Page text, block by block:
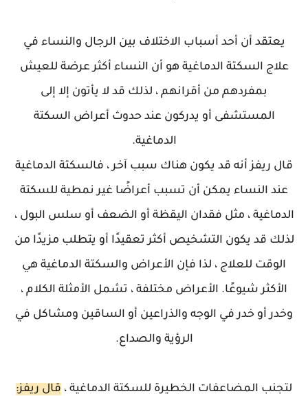
يعتقد أن أحد أسباب الاختلاف بين الرجال والنساء في
علاج السكتة الدماغية هو أن النساء أكثر عرضة للعيش
بمفردهم من أقرانهم ، لذلك قد لا يأتون إلا إلى
المستشفى أو يدركون عند حدوث أعراض السكتة
الدماغية.
قال ريفز أنه قد يكون هناك سبب آخر ، فالسكتة الدماغية
عند النساء يمكن أن تسبب أعراضًا غير نمطية للسكتة
الدماغية ، مثل فقدان اليقظة أو الضعف أو سلس البول ،
لذلك قد يكون التشخيص أكثر تعقيدًا أو يتطلب مزيدًا من
الوقت للعلاج ، لذا فإن الأعراض والسكتة الدماغية هي
الأكثر شيوعًا. الأعراض مختلفة ، تشمل الأمثلة الكلام ،
وخدر أو خدر في الوجه والذراعين أو الساقين ومشاكل في
الرؤية والصداع.
لتجنب المضاعفات الخطيرة للسكتة الدماغية ، قال ريفز: